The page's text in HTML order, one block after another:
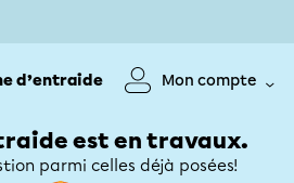
d’entraide Mon compte
est en travaux.
parmi celles déjà posées!